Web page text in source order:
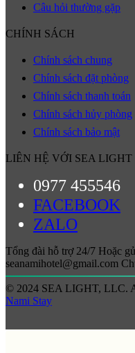
Câu hỏi thường gặp
CHÍNH SÁCH
Chính sách chung
Chính sách đặt phòng
Chính sách thanh toán
Chính sách hủy phòng
Chính sách bảo mật
LIÊN HỆ VỚI SEA LIGHT
0977 455546
FACEBOOK
ZALO
Tổng đài hỗ trợ 24/7 Hoặc
seanamihotel@gmail.com
© 2024 SEA LIGHT, LLC.
Nami Stay